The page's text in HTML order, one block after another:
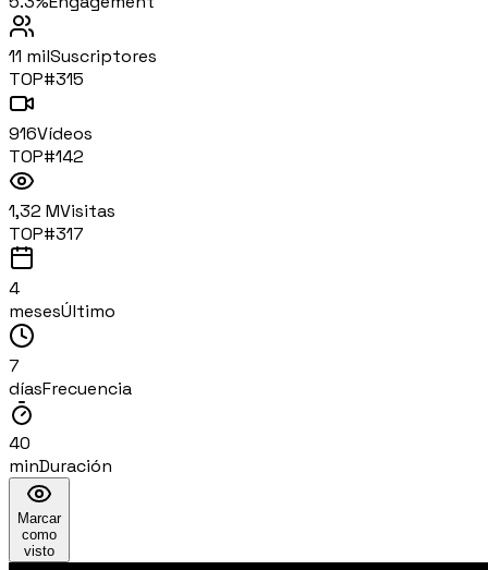
11 milSuscriptores
TOP#315
916Vídeos
TOP#142
1,32 MVisitas
TOP#317
4
mesesÚltimo
7
díasFrecuencia
40
minDuración
Marcar
como
visto